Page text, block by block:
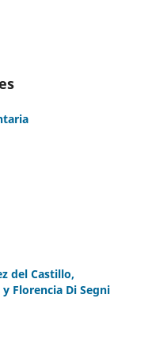
del Castillo,
Florencia Di Segni